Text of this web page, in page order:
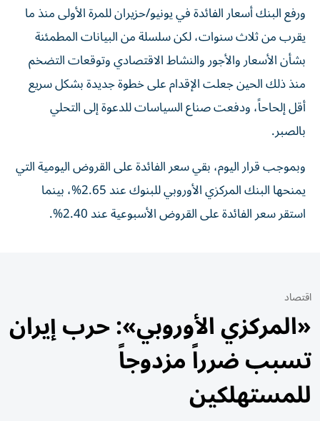
ورفع البنك أسعار الفائدة في يونيو/حزيران للمرة الأولى منذ ما
يقرب من ثلاث سنوات، لكن سلسلة من البيانات المطمئنة
بشأن الأسعار والأجور والنشاط الاقتصادي وتوقعات التضخم
منذ ذلك الحين جعلت الإقدام على خطوة ⁠جديدة بشكل سريع
أقل إلحاحاً، ودفعت صناع السياسات للدعوة إلى التحلي
بالصبر.
وبموجب قرار اليوم، بقي سعر الفائدة على القروض اليومية ⁠التي
يمنحها البنك المركزي الأوروبي للبنوك عند 2.65%، بينما
استقر سعر الفائدة على القروض الأسبوعية عند 2.40%.
اقتصاد
«المركزي الأوروبي»: حرب إيران
تسبب ضرراً مزدوجاً
للمستهلكين